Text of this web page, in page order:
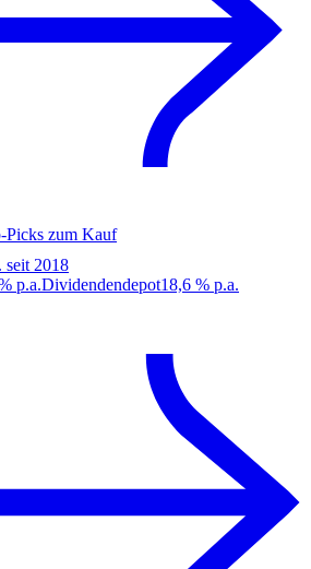
Picks zum Kauf
seit 2018
p.a.Dividendendepot18,6 % p.a.